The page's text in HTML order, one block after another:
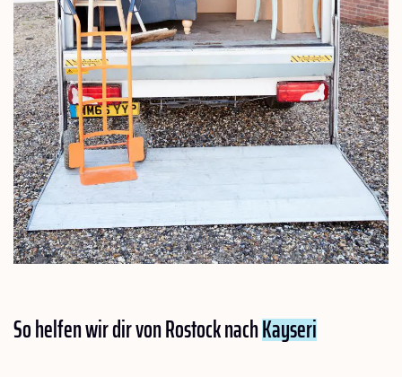
So helfen wir dir von Rostock nachKayseri